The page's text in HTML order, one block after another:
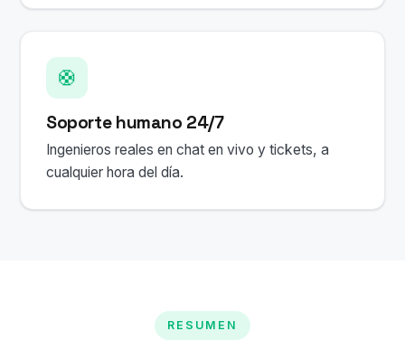
🛟
Soporte humano 24/7
Ingenieros reales en chat en vivo y tickets, a
cualquier hora del día.
RESUMEN